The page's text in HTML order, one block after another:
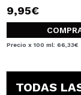
9,95€
Precio x 100 ml: 66,33€
TODAS